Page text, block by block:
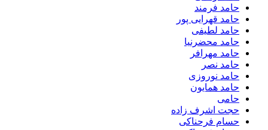
حامد فرمند
حامد قهرایی پور
حامد لطیفی
حامد محضرنیا
حامد مهرافر
حامد نصر
حامد نوروزی
حامد همایون
حامی
حجت اشرف زاده
حسام فرحناکی